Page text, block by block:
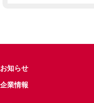
お知らせ
企業情報